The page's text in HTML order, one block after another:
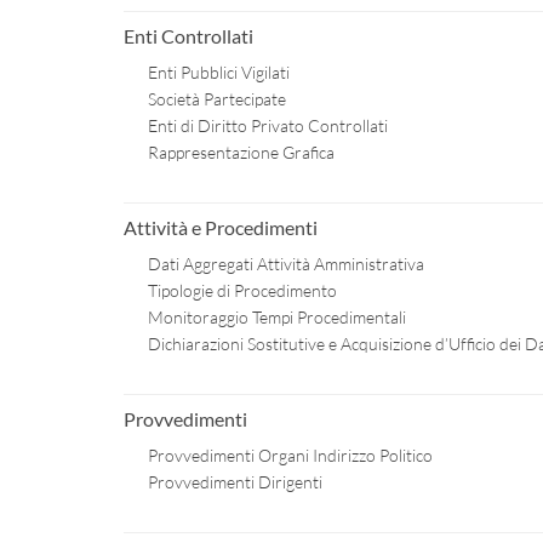
Enti Controllati
Enti Pubblici Vigilati
Società Partecipate
Enti di Diritto Privato Controllati
Rappresentazione Grafica
Attività e Procedimenti
Dati Aggregati Attività Amministrativa
Tipologie di Procedimento
Monitoraggio Tempi Procedimentali
Dichiarazioni Sostitutive e Acquisizione d’Ufficio dei
Provvedimenti
Provvedimenti Organi Indirizzo Politico
Provvedimenti Dirigenti